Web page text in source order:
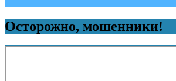
Осторожно, мошенники!